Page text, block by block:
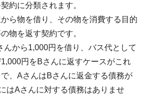
約に分類されます。
ら物を借り、その物を消費する目的
物を返す契約です。
んから1,000円を借り、バス代として
円をBさんに返すケースがこれ
、AさんはBさんに返金する債務が
はAさんに対する債務はありませ